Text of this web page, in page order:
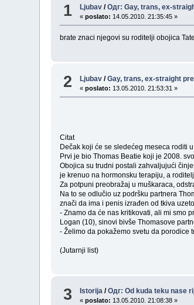
1 Ljubav /Одг: Gay, trans, ex-
«poslato: 14.05.2010. 21:35:45 »
brate znaci njegovi su roditelji obojica
2 Ljubav /Gay, trans, ex-straight
«poslato: 13.05.2010. 21:53:31 »
Citat
Dečak koji će se sledećeg meseca roditi
Prvi je bio Thomas Beatie koji je 2008.
Obojica su trudni postali zahvaljujući
je krenuo na hormonsku terapiju, a
Za potpuni preobražaj u muškaraca,
Na to se odlučio uz podršku partnera
znači da ima i penis izrađen od tkiva
- Znamo da će nas kritikovati, ali mi smo
Logan (10), sinovi bivše Thomasove
- Želimo da pokažemo svetu da porodice
(Jutarnji list)
3 Istorija /Одг: Od kuda teku nase
«poslato: 13.05.2010. 21:08:38 »